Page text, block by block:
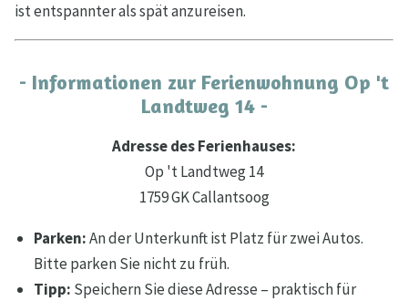
ist entspannter als spät anzureisen.
- Informationen zur Ferienwohnung Op 't
Landtweg 14 -
Adresse des Ferienhauses:
Op 't Landtweg 14
1759 GK Callantsoog
Parken:An der Unterkunft ist Platz für zwei Autos.
Bitte parken Sie nicht zu früh.
Tipp: Speichern Sie diese Adresse – praktisch für